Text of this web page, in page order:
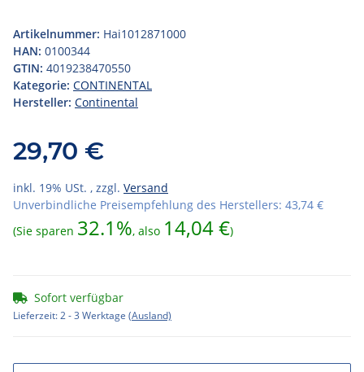
Artikelnummer: Hai1012871000
HAN: 0100344
GTIN: 4019238470550
Kategorie: CONTINENTAL
Hersteller: Continental
29,70 €
inkl. 19% USt. , zzgl. Versand
Unverbindliche Preisempfehlung des Herstellers: 43,74 €
(Sie sparen 32.1%, also 14,04 €)
Sofort verfügbar
Lieferzeit:2 - 3 Werktage (Ausland)